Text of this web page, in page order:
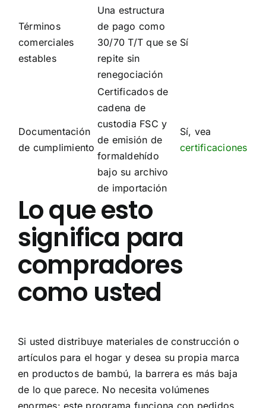
Términos
comerciales
estables
Una estructura
de pago como
30/70 T/T que se
repite sin
renegociación
Sí
Documentación
de cumplimiento
Certificados de
cadena de
custodia FSC y
de emisión de
formaldehído
bajo su archivo
de importación
Sí, vea
certificaciones
Lo que esto
significa para
compradores
como usted
Si usted distribuye materiales de construcción o
artículos para el hogar y desea su propia marca
en productos de bambú, la barrera es más baja
de lo que parece. No necesita volúmenes